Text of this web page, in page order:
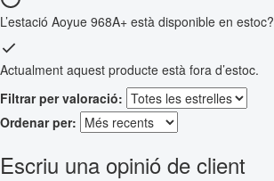
L’estació Aoyue 968A+ està disponible en estoc?
Actualment aquest producte està fora d’estoc.
Filtrar per valoració:
Ordenar per:
Escriu una opinió de client